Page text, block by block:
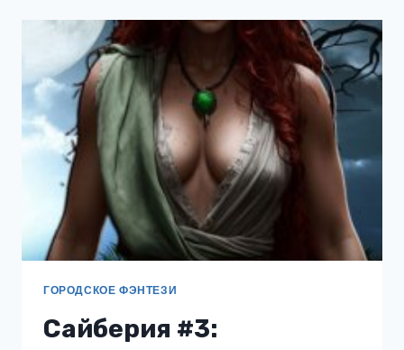
ГОРОДСКОЕ ФЭНТЕЗИ
Сайберия #3: